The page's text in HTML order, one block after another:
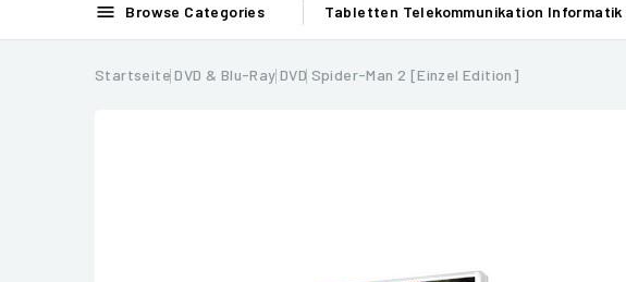
 Browse Categories Tabletten Telekommunikation Informatik
Startseite DVD & Blu-Ray DVD Spider-Man 2 [Einzel Edition]